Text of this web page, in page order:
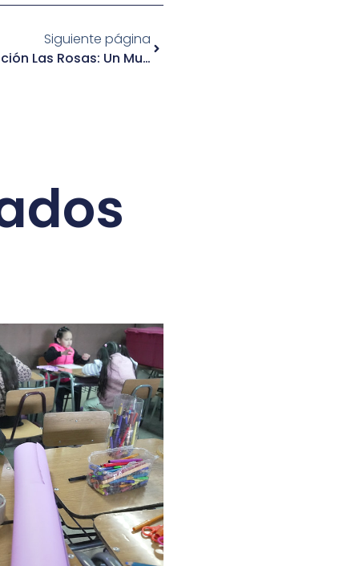
Siguiente página
Brote De COVID-19 En Fundación Las Rosas: Un Muerto Y Cuatro Contagiados Confirmados